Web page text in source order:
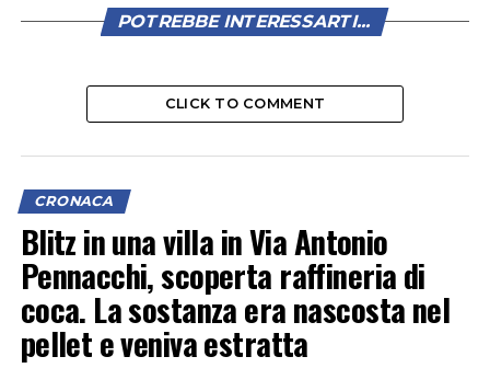
POTREBBE INTERESSARTI...
CLICK TO COMMENT
CRONACA
Blitz in una villa in Via Antonio
Pennacchi, scoperta raffineria di
coca. La sostanza era nascosta nel
pellet e veniva estratta